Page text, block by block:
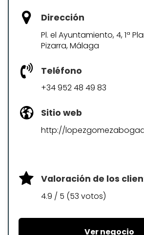
Dirección
Pl. el Ayuntamiento, 4, 1ª
Pizarra, Málaga
Teléfono
+34 952 48 49 83
Sitio web
http://
Valoración de los
4.9 / 5 (53 votos)
Ver negocio